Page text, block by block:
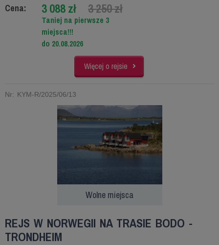
Cena: 3 088 zł 3 250 zł
Taniej na pierwsze 3
miejsca!!!
do 20.08.2026
Więcej o rejsie
Nr: KYM-R/2025/06/13
Wolne miejsca
REJS W NORWEGII NA TRASIE BODO -
TRONDHEIM